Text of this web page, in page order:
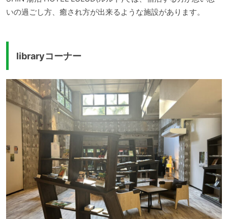
いの過ごし方、癒され方が出来るような施設があります。
libraryコーナー